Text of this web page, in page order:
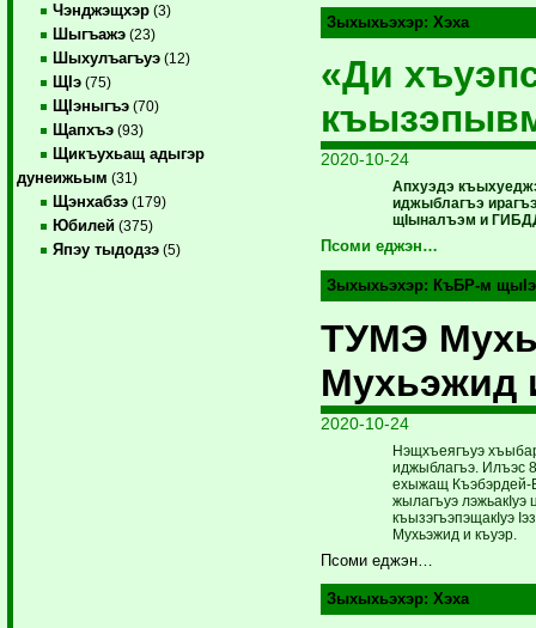
Чэнджэщхэр (3)
Шыгъажэ (23)
Шыхулъагъуэ (12)
ЩIэ (75)
ЩIэныгъэ (70)
Щапхъэ (93)
Щикъухьащ адыгэр
дунеижьым (31)
Щэнхабзэ (179)
Юбилей (375)
Япэу тыдодзэ (5)
Зыхыхьэхэр:Хэха
«Ди
2020-10-24
Апхуэдэ
иджыблагъэ
щIыналъэм и
Псоми еджэн…
Зыхыхьэхэр: КъБР-м
ТУМЭ
Мухьэжид
2020-10-24
Нэщхъеягъуэ
иджыблагъэ. Илъэс
ехыжащ
жылагъуэ лэжьакIуэ
къызэгъэпэщакIуэ
Мухьэжид и къуэр.
Псоми еджэн…
Зыхыхьэхэр:Хэха